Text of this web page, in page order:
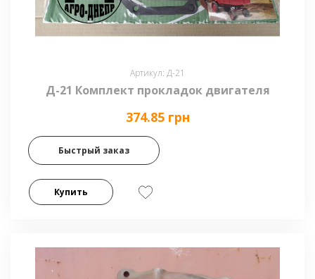
Артикул: Д-21
Д-21 Комплект прокладок двигателя
374.85 грн
Быстрый заказ
Купить